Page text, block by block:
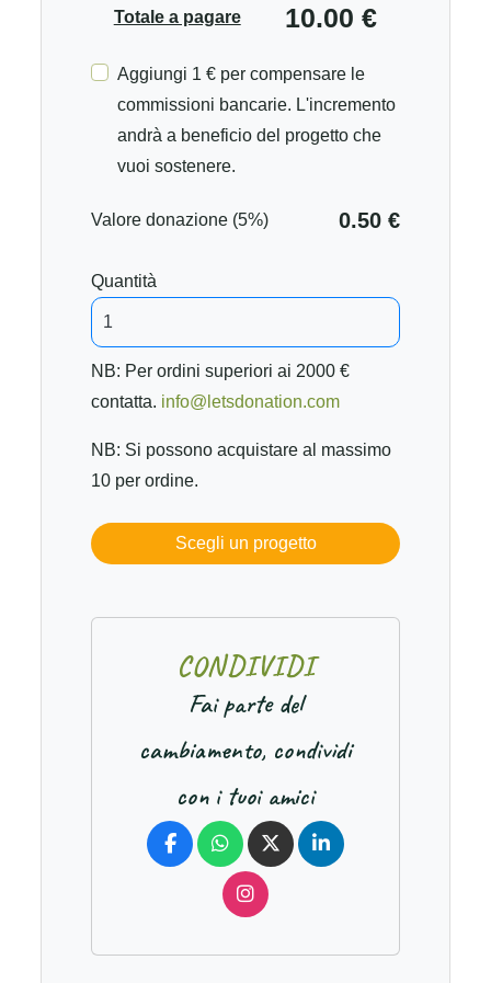
Totale a pagare 10.00 €
Aggiungi 1 € per compensare le
commissioni bancarie. L'incremento
andrà a beneficio del progetto che
vuoi sostenere.
Valore donazione (5%) 0.50 €
Quantità
NB: Per ordini superiori ai 2000 €
contatta. info@letsdonation.com
NB: Si possono acquistare al massimo
10 per ordine.
Scegli un progetto
CONDIVIDI
Fai parte del
cambiamento, condividi
con i tuoi amici